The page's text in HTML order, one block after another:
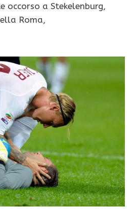
occorso a Stekelenburg,
Roma,